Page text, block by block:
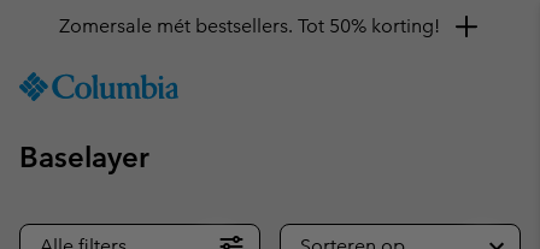
TO
SKIP
NAV
Zomersale mét bestsellers. Tot 50% korting!
Baselayer